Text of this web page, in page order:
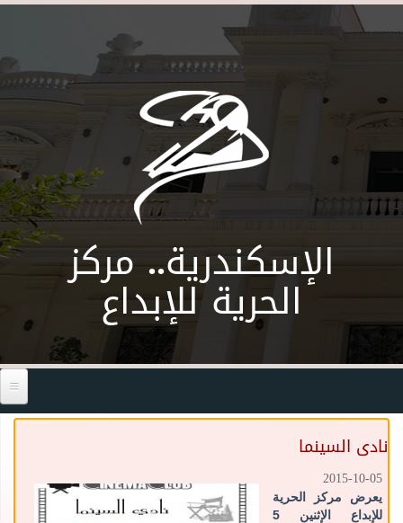
Skip to main content
الإسكندرية.. مركز
الحرية للإبداع
نادى السينما
2015-10-05
يعرض مركز الحرية
للإبداع الإثنين 5